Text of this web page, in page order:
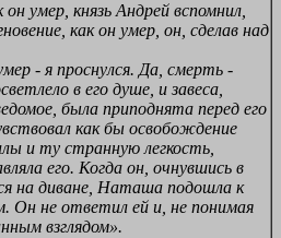
умер, князь Андрей вспомнил,
как он умер, он, сделав над
- я проснулся. Да, смерть -
в его душе, и завеса,
была приподнята перед его
как бы освобождение
и ту странную легкость,
его. Когда он, очнувшись в
на диване, Наташа подошла к
Он не ответил ей и, не понимая
взглядом».